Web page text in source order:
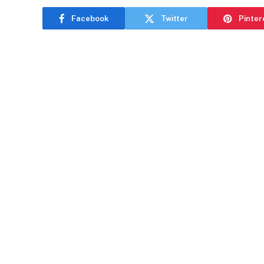
Facebook Twitter